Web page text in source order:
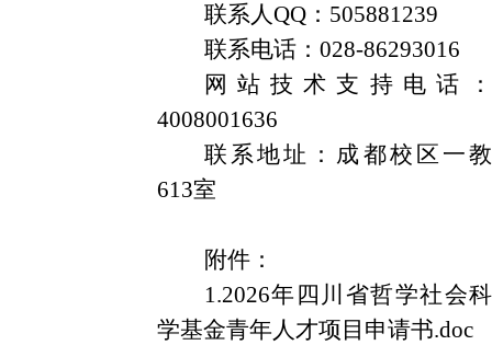
联系人QQ ： 505881239
联系电话：028-86293016
网站技术支持电话：
4008001636
联系地址：成都校区一教
613室
附件：
1.2026年四川省哲学社会科
学基金青年人才项目申请书.doc